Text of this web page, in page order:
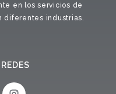
en los servicios de
diferentes industrias.